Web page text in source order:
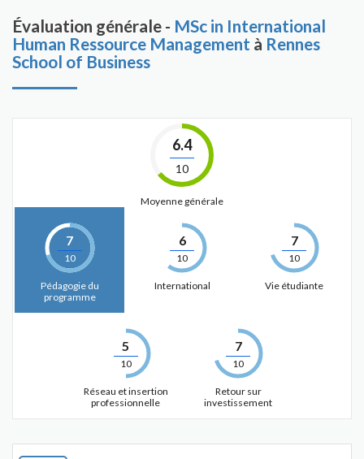
Évaluation générale - MSc in International
Human Ressource Management à Rennes
School of Business
6.4
10
Moyenne générale
7
10
Pédagogie du
programme
6
10
International
7
10
Vie étudiante
5
10
Réseau et insertion
professionnelle
7
10
Retour sur
investissement